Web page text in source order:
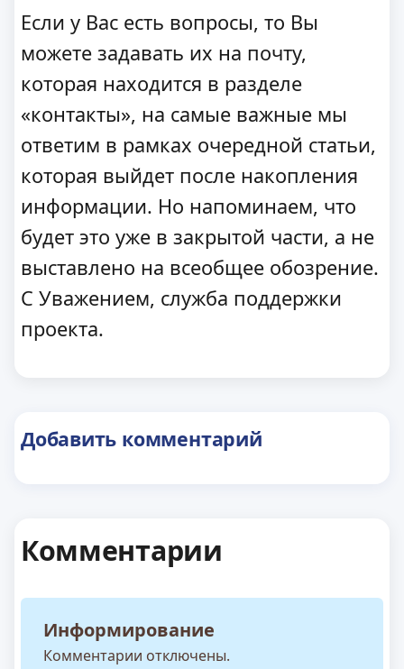
Если у Вас есть вопросы, то Вы
можете задавать их на почту,
которая находится в разделе
«контакты», на самые важные мы
ответим в рамках очередной статьи,
которая выйдет после накопления
информации. Но напоминаем, что
будет это уже в закрытой части, а не
выставлено на всеобщее обозрение.
С Уважением, служба поддержки
проекта.
Добавить комментарий
Комментарии
Информирование
Комментарии отключены.